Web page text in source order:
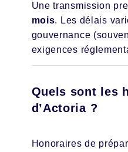
Une transmission
mois. Les délais
gouvernance
exigences
Quels sont les
d’Actoria ?
Honoraires de